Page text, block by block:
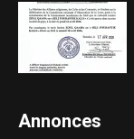
Annonces